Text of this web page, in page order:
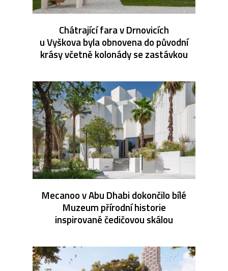
Chátrající fara v Drnovicích
u Vyškova byla obnovena do původní
krásy včetně kolonády se zastávkou
Mecanoo v Abu Dhabi dokončilo bílé
Muzeum přírodní historie
inspirované čedičovou skálou